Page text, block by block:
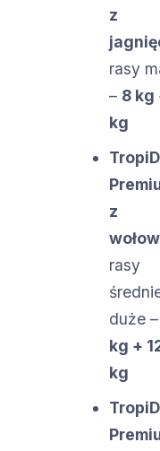
z
rasy
– 8 kg
kg
z
rasy
duże –
kg +
kg